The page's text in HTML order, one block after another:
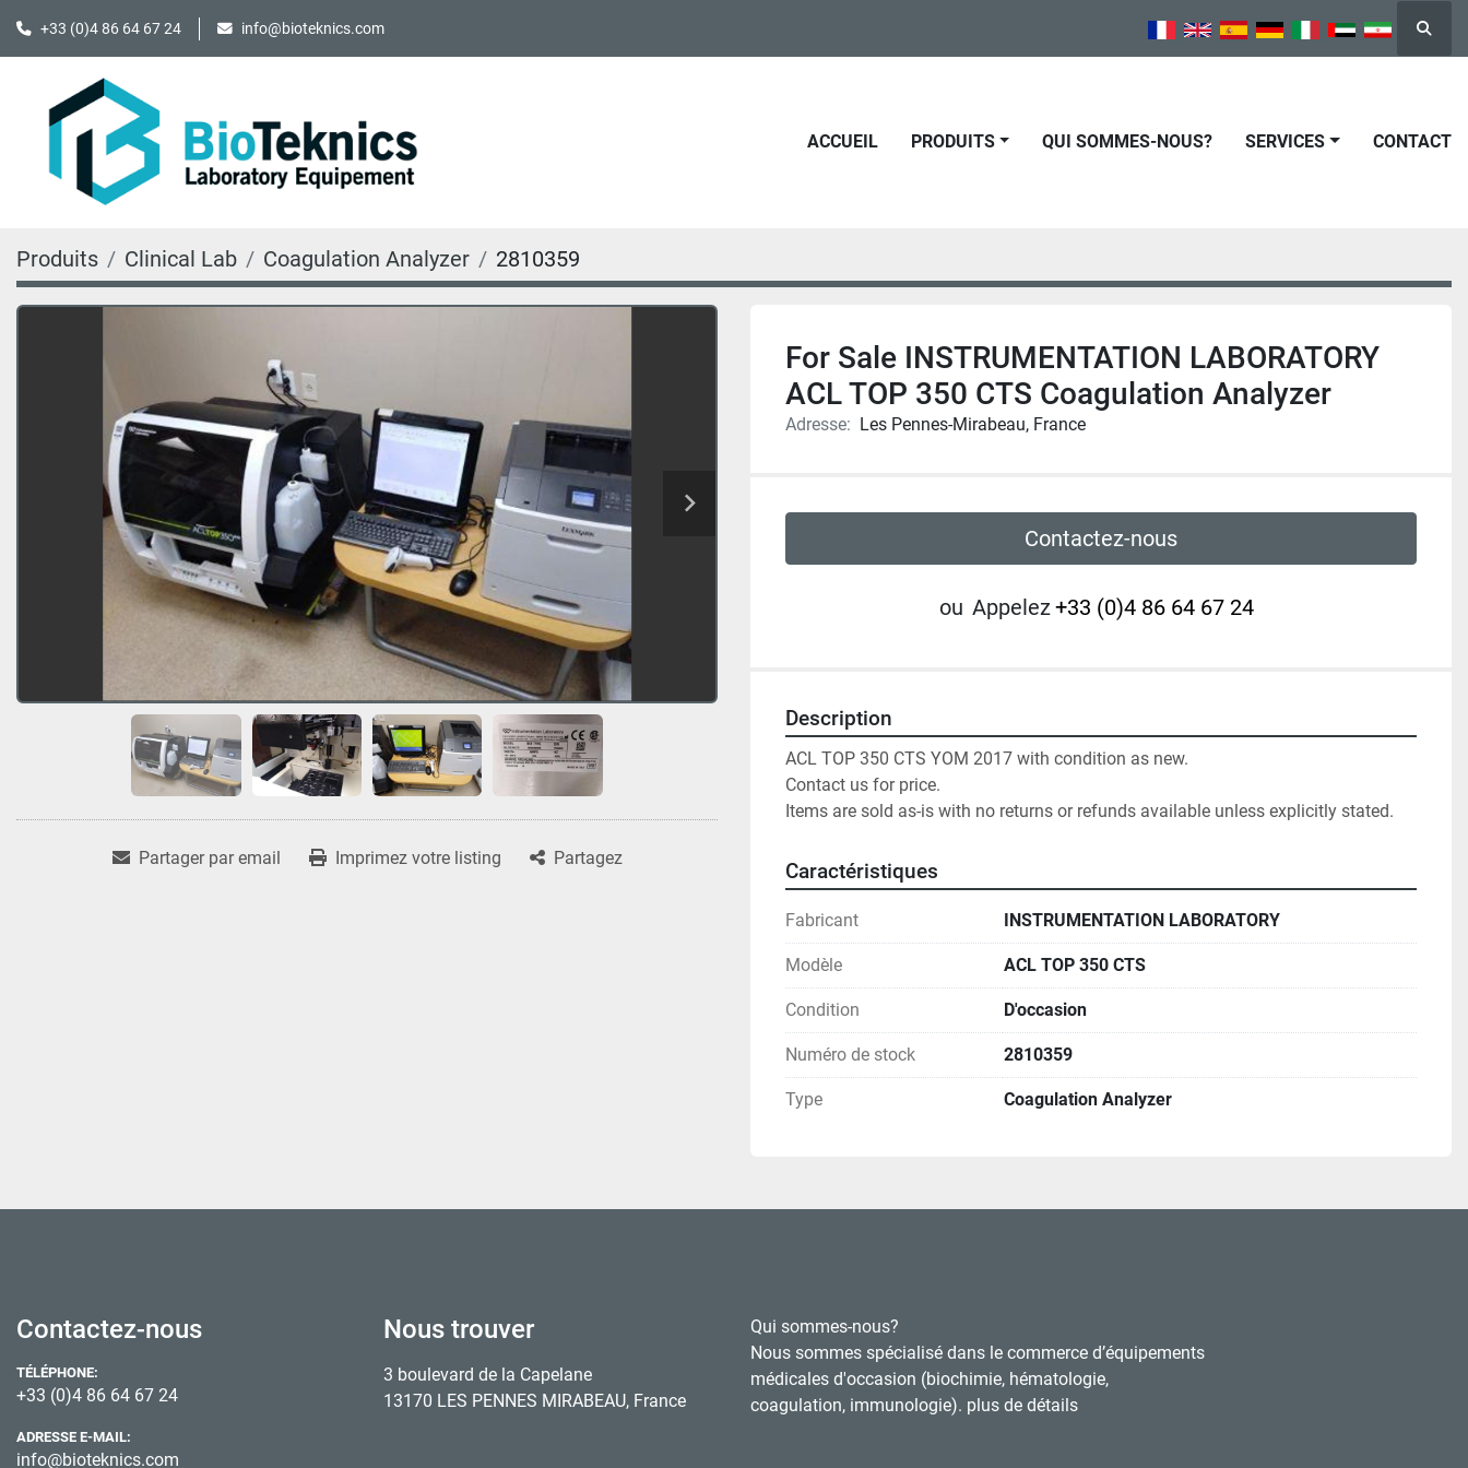
+33 (0)4 86 64 67 24 info@bioteknics.com
ACCUEIL PRODUITS QUI SOMMES-NOUS? SERVICES CONTACT
Produits Clinical Lab Coagulation Analyzer 2810359
Partager par email Imprimez votre listing Partagez
For Sale INSTRUMENTATION LABORATORY
ACL TOP 350 CTS Coagulation Analyzer
Adresse: Les Pennes-Mirabeau, France
Contactez-nous
ou Appelez+33 (0)4 86 64 67 24
Description
ACL TOP 350 CTS YOM 2017 with condition as new.
Contact us for price.
Items are sold as-is with no returns or refunds available unless explicitly stated.
Caractéristiques
Fabricant INSTRUMENTATION LABORATORY
Modèle ACL TOP 350 CTS
Condition D'occasion
Numéro de stock 2810359
Type Coagulation Analyzer
Contactez-nous
TÉLÉPHONE:
+33 (0)4 86 64 67 24
ADRESSE E-MAIL:
info@bioteknics.com
Nous trouver
3 boulevard de la Capelane
13170 LES PENNES MIRABEAU, France
Qui sommes-nous?
Nous sommes spécialisé dans le commerce d’équipements
médicales d'occasion (biochimie, hématologie,
coagulation, immunologie). plus de détails